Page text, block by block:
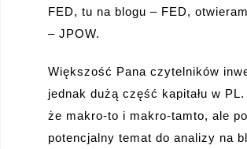
FED, tu na blogu – FED,
– JPOW.
Większość Pana czytelników
jednak dużą część kapitału w PL.
że makro-to i makro-tamto, ale
potencjalny temat do analizy na